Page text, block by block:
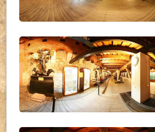
UKR_(04)